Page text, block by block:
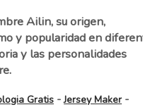
Ailin, su origen,
y popularidad en
y las personalidades
Gratis -Jersey Maker-